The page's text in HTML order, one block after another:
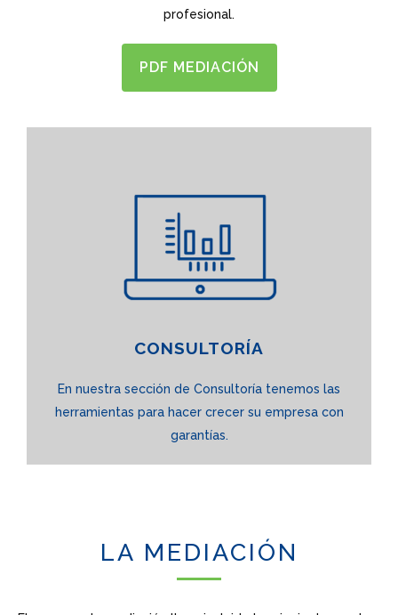
profesional.
PDF MEDIACIÓN
CONSULTORÍA
En nuestra sección de Consultoría tenemos las
herramientas para hacer crecer su empresa con
garantías.
LA MEDIACIÓN